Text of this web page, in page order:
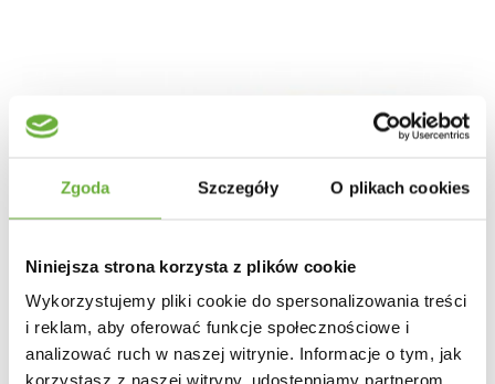
Zgoda Szczegóły O plikach cookies
Niniejsza strona korzysta z plików cookie
Wykorzystujemy pliki cookie do spersonalizowania treści
i reklam, aby oferować funkcje społecznościowe i
analizować ruch w naszej witrynie. Informacje o tym, jak
korzystasz z naszej witryny, udostępniamy partnerom